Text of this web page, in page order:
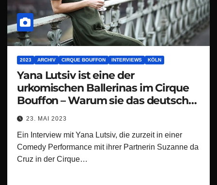
2023 ARCHIV CIRQUE BOUFFON INTERVIEWS KÖLN
Yana Lutsiv ist eine der
urkomischen Ballerinas im Cirque
Bouffon – Warum sie das deutsche
Publikum so liebt
23. MAI 2023
Ein Interview mit Yana Lutsiv, die zurzeit in einer
Comedy Performance mit ihrer Partnerin Suzanne da
Cruz in der Cirque…